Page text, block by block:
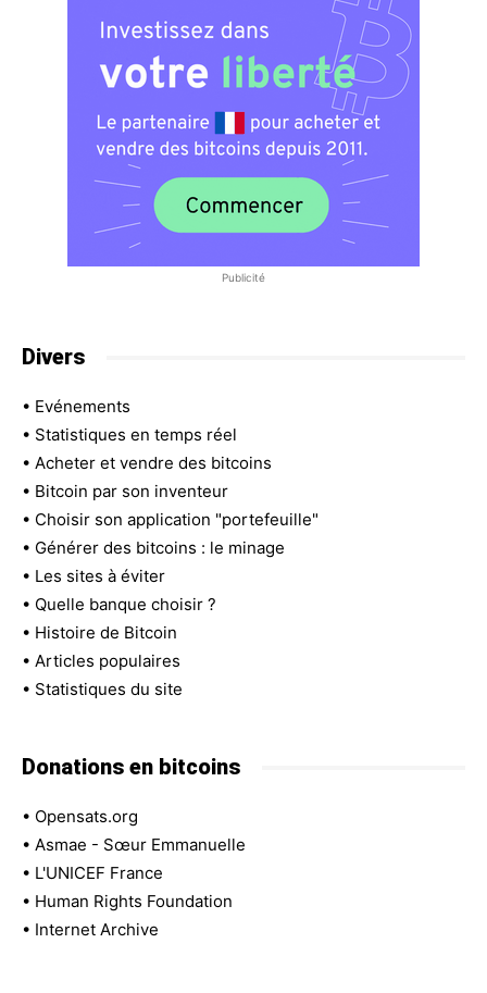
Publicité
Divers
• Evénements
• Statistiques en temps réel
• Acheter et vendre des bitcoins
• Bitcoin par son inventeur
• Choisir son application "portefeuille"
• Générer des bitcoins : le minage
• Les sites à éviter
• Quelle banque choisir ?
• Histoire de Bitcoin
• Articles populaires
• Statistiques du site
Donations en bitcoins
• Opensats.org
• Asmae - Sœur Emmanuelle
• L'UNICEF France
• Human Rights Foundation
• Internet Archive